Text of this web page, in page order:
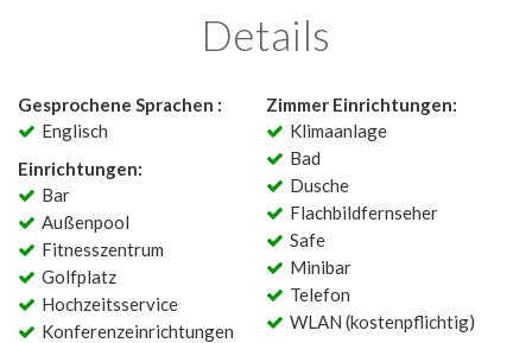
Details
Gesprochene Sprachen :
Englisch
Einrichtungen:
Bar
Außenpool
Fitnesszentrum
Golfplatz
Hochzeitsservice
Konferenzeinrichtungen
Zimmer Einrichtungen:
Klimaanlage
Bad
Dusche
Flachbildfernseher
Safe
Minibar
Telefon
WLAN (kostenpflichtig)